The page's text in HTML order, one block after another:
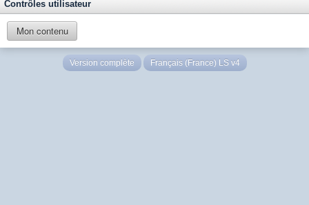
Contrôles utilisateur
Mon contenu
Version complète Français (France) LS v4